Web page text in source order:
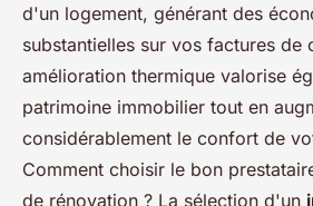
d'un logement, générant des
substantielles sur vos factures de
amélioration thermique valorise
patrimoine immobilier tout en
considérablement le confort de
Comment choisir le bon
de rénovation ? La sélection d'un